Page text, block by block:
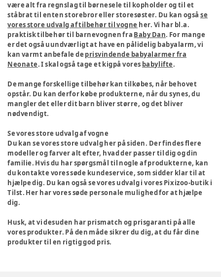
være alt fra regnslag til børnesele til kopholder og til et
ståbrat til enten storebror eller storesøster. Du kan også se
vores store udvalg af tilbehør til vogne her. Vi har bl.a.
praktisk tilbehør til barnevognen fra Baby Dan. For mange
er det også uundværligt at have en pålidelig babyalarm, vi
kan varmt anbefale de prisvindende babyalarmer fra
Neonate. I skal også tage et kigpå vores babylifte.
De mange forskellige tilbehør kan tilkøbes, når behovet
opstår. Du kan derfor købe produkterne, når du synes, du
mangler det eller dit barn bliver større, og det bliver
nødvendigt.
Se vores store udvalg af vogne
Du kan se vores store udvalg her på siden. Der findes flere
modeller og farver alt efter, hvad der passer til dig og din
familie. Hvis du har spørgsmål til nogle af produkterne, kan
du kontakte vores søde kundeservice, som sidder klar til at
hjælpe dig. Du kan også se vores udvalg i vores Pixizoo-butik i
Tilst. Her har vores søde personale mulighed for at hjælpe
dig.
Husk, at vi desuden har prismatch og prisgaranti på alle
vores produkter. På den måde sikrer du dig, at du får dine
produkter til en rigtig god pris.